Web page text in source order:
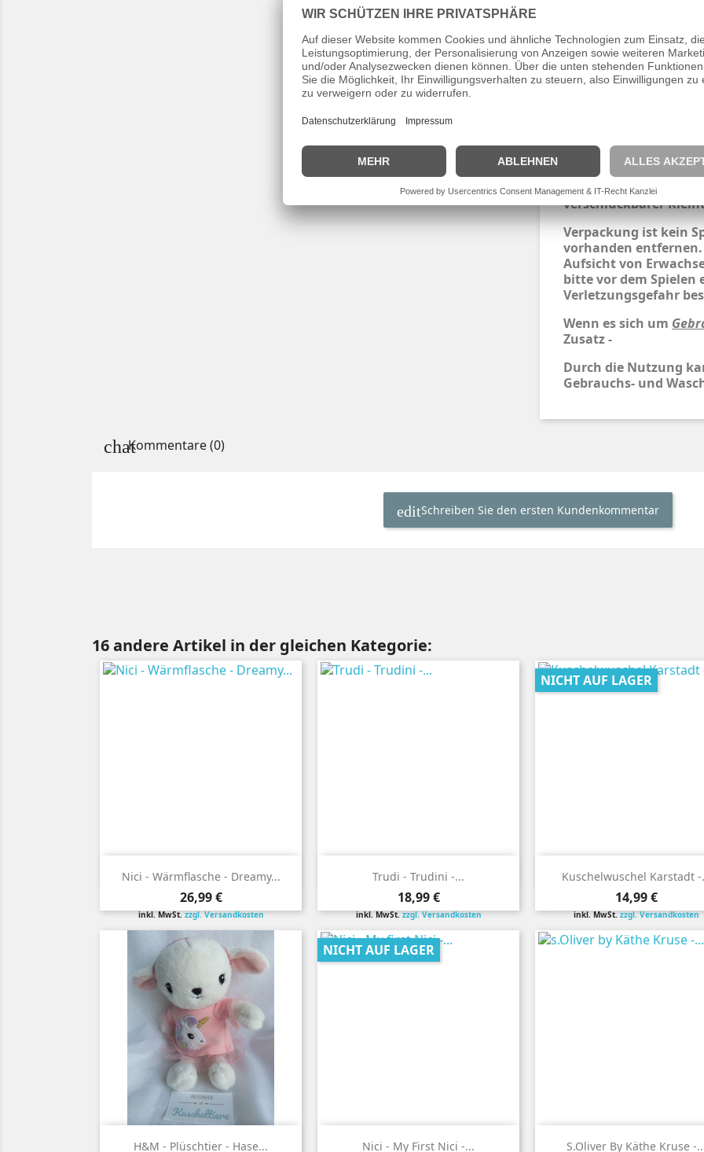
Niedliches Stofftier
Gesichtchen ist
der stylischen
Markennamen sind
und dienen hier nur
Für Kinder unter 3
verschluckbarer
Verpackung ist kein
vorhanden
Aufsicht von
bitte vor dem
Verletzungsgefahr
Wenn es sich um
Zusatz -
Durch die Nutzung
Gebrauchs- und
Kommentare (0)
Schreiben Sie den ersten Kundenkommentar
16 andere Artikel in der gleichen Kategorie:
Nici - Wärmflasche - Dreamy...
Preis
26,99 €
inkl. MwSt.zzgl. Versandkosten
 Vorschau Trudi - Trudini -...
Preis
18,99 €
inkl. MwSt.zzgl. Versandkosten
 Vorschau Kuschelwuschel Karstadt -
Preis
14,99 €
inkl. MwSt.zzgl. Versandkosten
NICHT AUF LAGER
 Vorschau
H&M - Plüschtier - Hase...
 Vorschau Nici - My First Nici -...
NICHT AUF LAGER
 Vorschau S.Oliver By Käthe Kruse -
 Vorschau